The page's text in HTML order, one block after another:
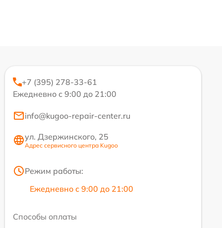
+7 (395) 278-33-61
Ежедневно с 9:00 до 21:00
info@kugoo-repair-center.ru
ул. Дзержинского, 25
Адрес сервисного центра Kugoo
Режим работы:
Ежедневно с 9:00 до 21:00
Способы оплаты